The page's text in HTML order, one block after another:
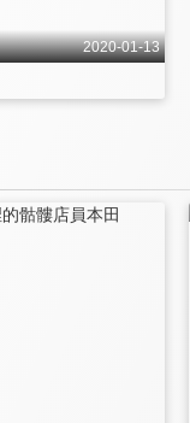
2020-01-13